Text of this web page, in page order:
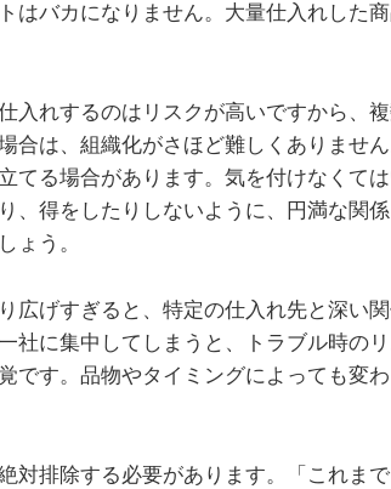
はバカになりません。大量仕入れした
入れするのはリスクが高いですから、
合は、組織化がさほど難しくありませ
てる場合があります。気を付けなくて
得をしたりしないように、円満な関係
ょう。
広げすぎると、特定の仕入れ先と深い
社に集中してしまうと、トラブル時の
です。品物やタイミングによっても変
対排除する必要があります。「これま